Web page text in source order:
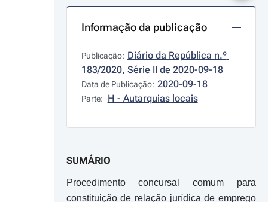
Informação da publicação
Publicação: Diário da República n.º
183/2020, Série II de 2020-09-18
Data de Publicação: 2020-09-18
Parte: H - Autarquias locais
SUMÁRIO
Procedimento concursal comum para
constituição de relação jurídica de emprego